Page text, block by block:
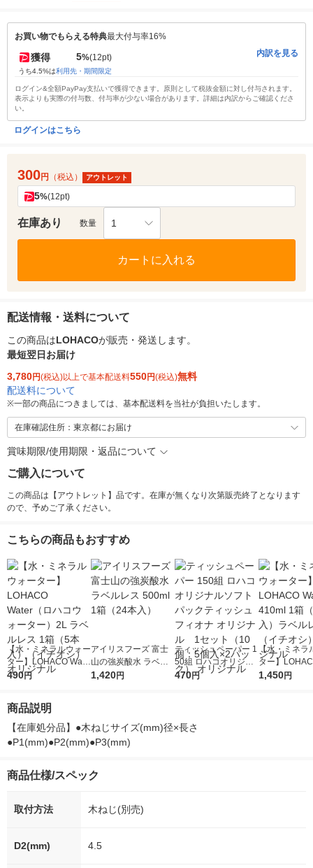
お買い物でもらえる特典最大付与率16%
獲得 5%(12pt)
うち4.5%は利用先・期間限定
内訳を見る
ログイン&全額PayPay支払いで獲得できます。原則として税抜金額に対し付与されます。
表示よりも実際の付与数、付与率が少ない場合があります。詳細は内訳からご確認くださ
い。
ログインはこちら
300円 （税込） アウトレット
5%(12pt)
在庫あり 数量 1
カートに入れる
配送情報・送料について
この商品はLOHACOが販売・発送します。
最短翌日お届け
3,780円(税込)以上で基本配送料550円(税込)無料
配送料について
※一部の商品につきましては、基本配送料を当社が負担いたします。
在庫確認住所：東京都にお届け
賞味期限/使用期限・返品について
ご購入について
この商品は【アウトレット】品です。在庫が無くなり次第販売終了となります
ので、予めご了承ください。
こちらの商品もおすすめ
【水・ミネラルウォー
ター】LOHACO Wate
r（ロハコウォータ
シ） オリジナル
490円
アイリスフーズ 富士
山の強炭酸水 ラベル
レス 500ml 1箱（24
1,420円
ティッシュペーパー 1
50組 ロハコオリジナ
ルソフトパックティッ
オリジナル
470円
【水・ミネラ
ター】
r 410ml 1箱（
1,450円
商品説明
【在庫処分品】●木ねじサイズ(mm)径×長さ
●P1(mm)●P2(mm)●P3(mm)
商品仕様/スペック
取付方法 木ねじ(別売)
D2(mm) 4.5